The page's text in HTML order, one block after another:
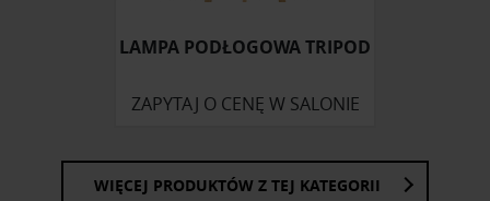
LAMPA PODŁOGOWA TRIPOD
ZAPYTAJ O CENĘ W SALONIE
WIĘCEJ PRODUKTÓW Z TEJ KATEGORII